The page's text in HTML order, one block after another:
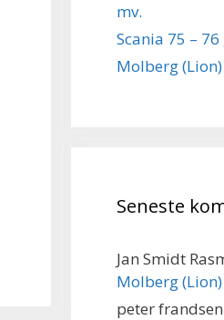
mv.
Scania 75 –
Molberg (Lion)
Seneste
Jan Smidt
Molberg (Lion)
peter frandsen